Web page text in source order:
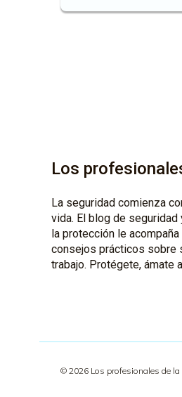
Los
La seguridad comienza
vida. El blog de
la protección le
consejos prácticos sobre
trabajo. Protégete, ámate
© 2026 Los profesionales de la